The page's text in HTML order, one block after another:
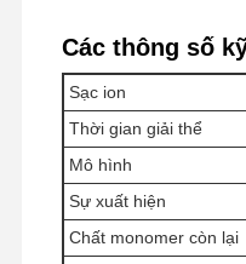
Các thông số
Sạc ion
Thời gian giải thể
Mô hình
Sự xuất hiện
Chất monomer còn lại